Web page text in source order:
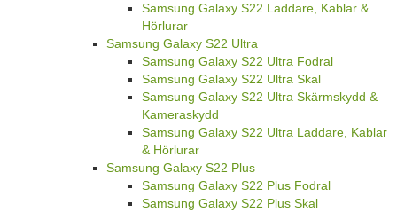
Samsung Galaxy S22 Laddare, Kablar &
Hörlurar
Samsung Galaxy S22 Ultra
Samsung Galaxy S22 Ultra Fodral
Samsung Galaxy S22 Ultra Skal
Samsung Galaxy S22 Ultra Skärmskydd &
Kameraskydd
Samsung Galaxy S22 Ultra Laddare, Kablar
& Hörlurar
Samsung Galaxy S22 Plus
Samsung Galaxy S22 Plus Fodral
Samsung Galaxy S22 Plus Skal